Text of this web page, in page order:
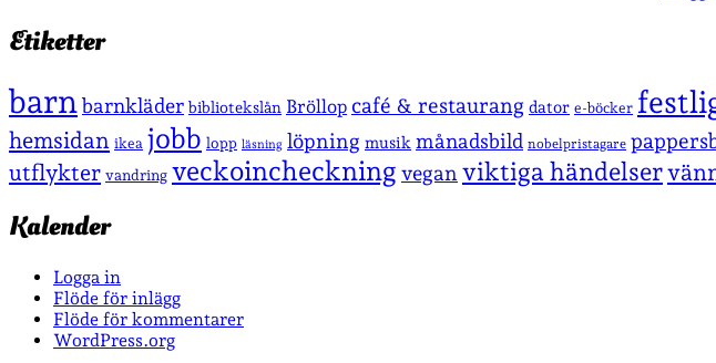
Etiketter
barnbarnkläder bibliotekslån Bröllop café & restaurang dator e-böcker
hemsidan ikea jobb lopp läsning löpning musik månadsbild nobelpristagare
utflykter vandring veckoincheckning vegan viktiga händelser
Kalender
Logga in
Flöde för inlägg
Flöde för kommentarer
WordPress.org